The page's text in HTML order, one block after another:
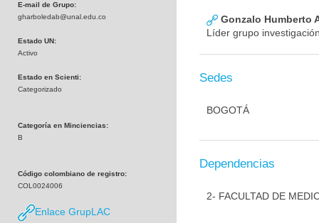
E-mail de Grupo:
gharboledab@unal.edu.co
Estado UN:
Activo
Estado en Scienti:
Categorizado
Categoría en Minciencias:
B
Código colombiano de registro:
COL0024006
Enlace GrupLAC
Gonzalo Humberto
Líder grupo
Sedes
BOGOTÁ
Dependencias
2- FACULTAD DE